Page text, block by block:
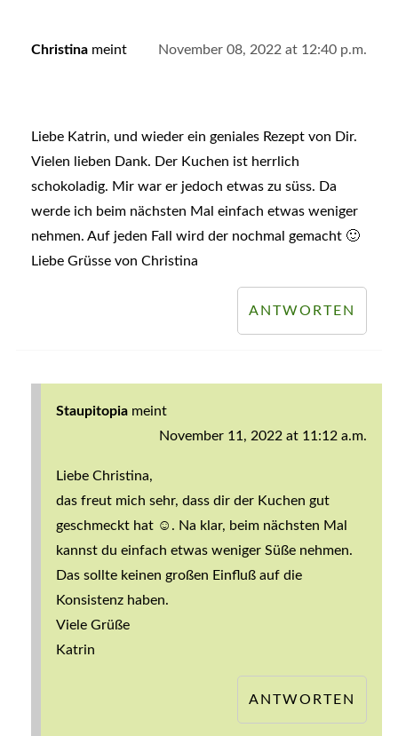
Christina meint November 08, 2022 at 12:40 p.m.
Liebe Katrin, und wieder ein geniales Rezept von Dir.
Vielen lieben Dank. Der Kuchen ist herrlich
schokoladig. Mir war er jedoch etwas zu süss. Da
werde ich beim nächsten Mal einfach etwas weniger
nehmen. Auf jeden Fall wird der nochmal gemacht 🙂
Liebe Grüsse von Christina
ANTWORTEN
Staupitopia meint
November 11, 2022 at 11:12 a.m.
Liebe Christina,
das freut mich sehr, dass dir der Kuchen gut
geschmeckt hat ☺️. Na klar, beim nächsten Mal
kannst du einfach etwas weniger Süße nehmen.
Das sollte keinen großen Einfluß auf die
Konsistenz haben.
Viele Grüße
Katrin
ANTWORTEN